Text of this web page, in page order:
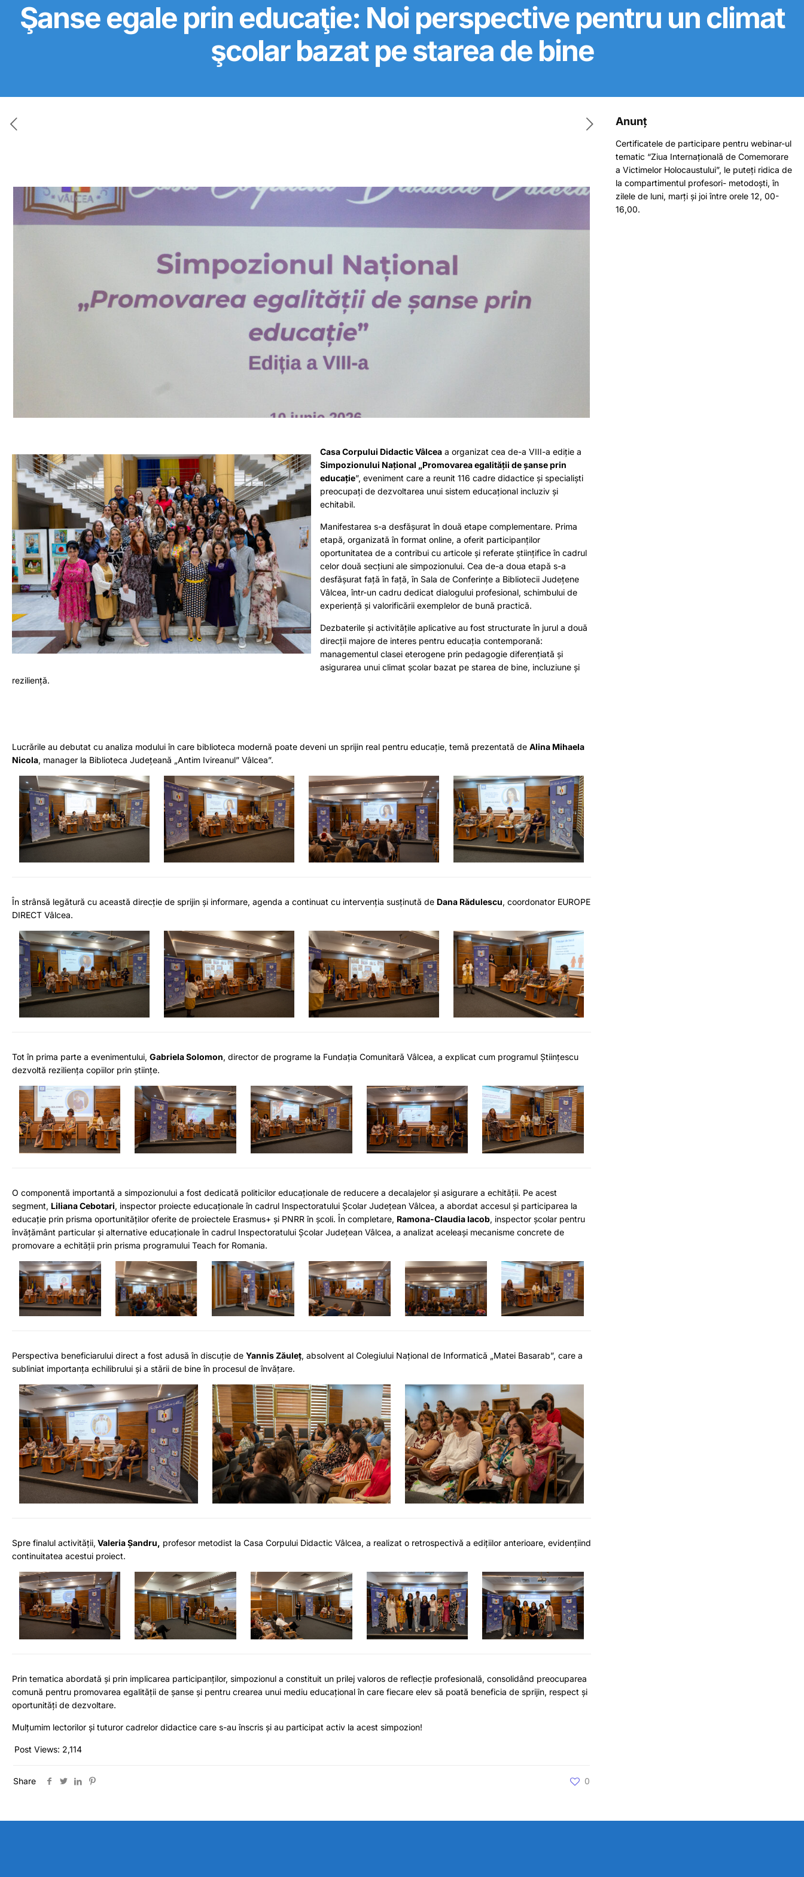
Şanse egale prin educaţie: Noi perspective pentru un climat
şcolar bazat pe starea de bine
Casa Corpului Didactic Vâlceaa organizat cea de-a VIII-a ediție a
Simpozionului Național „Promovarea egalității de șanse prin
educație”, eveniment care a reunit 116 cadre didactice și specialiști
preocupați de dezvoltarea unui sistem educațional incluziv și
echitabil.
Manifestarea s-a desfășurat în două etape complementare. Prima
etapă, organizată în format online, a oferit participanților
oportunitatea de a contribui cu articole și referate științifice în cadrul
celor două secțiuni ale simpozionului. Cea de-a doua etapă s-a
desfășurat față în față, în Sala de Conferințe a Bibliotecii Județene
Vâlcea, într-un cadru dedicat dialogului profesional, schimbului de
experiență și valorificării exemplelor de bună practică.
Dezbaterile și activitățile aplicative au fost structurate în jurul a două
direcții majore de interes pentru educația contemporană:
managementul clasei eterogene prin pedagogie diferențiată și
asigurarea unui climat școlar bazat pe starea de bine, incluziune și
reziliență.
Lucrările au debutat cu analiza modului în care biblioteca modernă poate deveni un sprijin real pentru educație, temă prezentată de Alina Mihaela
Nicola, manager la Biblioteca Județeană „Antim Ivireanul” Vâlcea”.
În strânsă legătură cu această direcție de sprijin și informare, agenda a continuat cu intervenția susținută de Dana Rădulescu, coordonator EUROPE
DIRECT Vâlcea.
Tot în prima parte a evenimentului, Gabriela Solomon, director de programe la Fundația Comunitară Vâlcea, a explicat cum programul Științescu
dezvoltă reziliența copiilor prin științe.
O componentă importantă a simpozionului a fost dedicată politicilor educaționale de reducere a decalajelor și asigurare a echității. Pe acest
segment, Liliana Cebotari, inspector proiecte educaționale în cadrul Inspectoratului Școlar Județean Vâlcea, a abordat accesul și participarea la
educație prin prisma oportunităților oferite de proiectele Erasmus+ și PNRR în școli. În completare, Ramona-Claudia Iacob, inspector școlar pentru
învățământ particular și alternative educaționale în cadrul Inspectoratului Școlar Județean Vâlcea, a analizat aceleași mecanisme concrete de
promovare a echității prin prisma programului Teach for Romania.
Perspectiva beneficiarului direct a fost adusă în discuție de Yannis Zăuleț, absolvent al Colegiului Național de Informatică „Matei Basarab”, care a
subliniat importanța echilibrului și a stării de bine în procesul de învățare.
Spre finalul activității, Valeria Șandru, profesor metodist la Casa Corpului Didactic Vâlcea, a realizat o retrospectivă a edițiilor anterioare, evidențiind
continuitatea acestui proiect.
Prin tematica abordată și prin implicarea participanților, simpozionul a constituit un prilej valoros de reflecție profesională, consolidând preocuparea
comună pentru promovarea egalității de șanse și pentru crearea unui mediu educațional în care fiecare elev să poată beneficia de sprijin, respect și
oportunități de dezvoltare.
Mulțumim lectorilor și tuturor cadrelor didactice care s-au înscris și au participat activ la acest simpozion!
Post Views: 2,114
Share 0
Anunț
Certificatele de participare pentru webinar-ul
tematic “Ziua Internațională de Comemorare
a Victimelor Holocaustului”, le puteți ridica de
la compartimentul profesori- metodoști, în
zilele de luni, marți și joi între orele 12, 00-
16,00.